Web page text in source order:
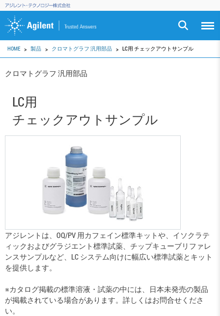
HOME 製品 クロマトグラフ 汎用部品 LC用 チェックアウトサンプル
クロマトグラフ 汎用部品
LC用
チェックアウトサンプル
アジレントは、OQ/PV 用カフェイン標準キットや、イソクラテ
ィックおよびグラジエント標準試薬、チップキューブリファレ
ンスサンプルなど、LC システム向けに幅広い標準試薬とキット
を提供します。
※カタログ掲載の標準溶液・試薬の中には、日本未発売の製品
が掲載されている場合があります。詳しくはお問合せくださ
い。